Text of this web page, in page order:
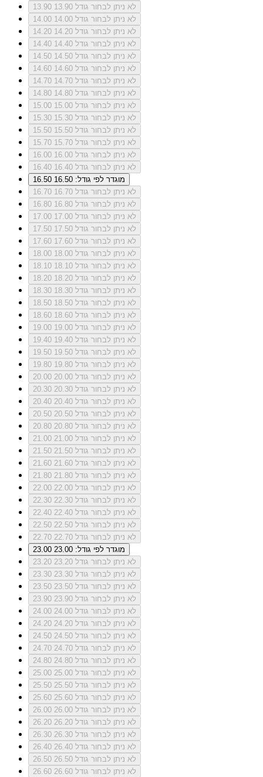
13.90
לא ניתן לבחור גודל 13.90
14.00
לא ניתן לבחור גודל 14.00
14.20
לא ניתן לבחור גודל 14.20
14.40
לא ניתן לבחור גודל 14.40
14.50
לא ניתן לבחור גודל 14.50
14.60
לא ניתן לבחור גודל 14.60
14.70
לא ניתן לבחור גודל 14.70
14.80
לא ניתן לבחור גודל 14.80
15.00
לא ניתן לבחור גודל 15.00
15.30
לא ניתן לבחור גודל 15.30
15.50
לא ניתן לבחור גודל 15.50
15.70
לא ניתן לבחור גודל 15.70
16.00
לא ניתן לבחור גודל 16.00
16.40
לא ניתן לבחור גודל 16.40
16.50
מוגדר לפי גודל: 16.50
16.70
לא ניתן לבחור גודל 16.70
16.80
לא ניתן לבחור גודל 16.80
17.00
לא ניתן לבחור גודל 17.00
17.50
לא ניתן לבחור גודל 17.50
17.60
לא ניתן לבחור גודל 17.60
18.00
לא ניתן לבחור גודל 18.00
18.10
לא ניתן לבחור גודל 18.10
18.20
לא ניתן לבחור גודל 18.20
18.30
לא ניתן לבחור גודל 18.30
18.50
לא ניתן לבחור גודל 18.50
18.60
לא ניתן לבחור גודל 18.60
19.00
לא ניתן לבחור גודל 19.00
19.40
לא ניתן לבחור גודל 19.40
19.50
לא ניתן לבחור גודל 19.50
19.80
לא ניתן לבחור גודל 19.80
20.00
לא ניתן לבחור גודל 20.00
20.30
לא ניתן לבחור גודל 20.30
20.40
לא ניתן לבחור גודל 20.40
20.50
לא ניתן לבחור גודל 20.50
20.80
לא ניתן לבחור גודל 20.80
21.00
לא ניתן לבחור גודל 21.00
21.50
לא ניתן לבחור גודל 21.50
21.60
לא ניתן לבחור גודל 21.60
21.80
לא ניתן לבחור גודל 21.80
22.00
לא ניתן לבחור גודל 22.00
22.30
לא ניתן לבחור גודל 22.30
22.40
לא ניתן לבחור גודל 22.40
22.50
לא ניתן לבחור גודל 22.50
22.70
לא ניתן לבחור גודל 22.70
23.00
מוגדר לפי גודל: 23.00
23.20
לא ניתן לבחור גודל 23.20
23.30
לא ניתן לבחור גודל 23.30
23.50
לא ניתן לבחור גודל 23.50
23.90
לא ניתן לבחור גודל 23.90
24.00
לא ניתן לבחור גודל 24.00
24.20
לא ניתן לבחור גודל 24.20
24.50
לא ניתן לבחור גודל 24.50
24.70
לא ניתן לבחור גודל 24.70
24.80
לא ניתן לבחור גודל 24.80
25.00
לא ניתן לבחור גודל 25.00
25.50
לא ניתן לבחור גודל 25.50
25.60
לא ניתן לבחור גודל 25.60
26.00
לא ניתן לבחור גודל 26.00
26.20
לא ניתן לבחור גודל 26.20
26.30
לא ניתן לבחור גודל 26.30
26.40
לא ניתן לבחור גודל 26.40
26.50
לא ניתן לבחור גודל 26.50
26.60
לא ניתן לבחור גודל 26.60